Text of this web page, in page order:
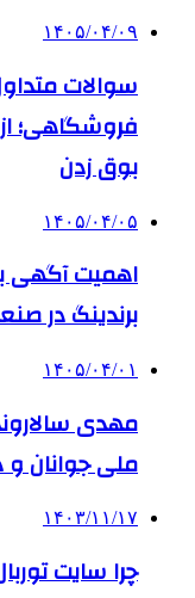
۱۴۰۵/۰۴/۰۹
سوالات
فروشگاهی؛
بوق زدن
۱۴۰۵/۰۴/۰۵
اهمیت آگهی
برندینگ در
۱۴۰۵/۰۴/۰۱
مهدی
ملی جوانان و
۱۴۰۳/۱۱/۱۷
چرا سایت